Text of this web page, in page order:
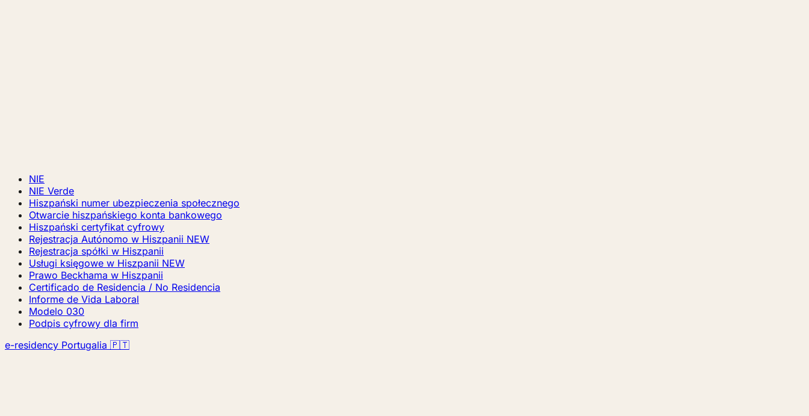
NIE
NIE Verde
Hiszpański numer ubezpieczenia społecznego
Otwarcie hiszpańskiego konta bankowego
Hiszpański certyfikat cyfrowy
Rejestracja Autónomo w Hiszpanii NEW
Rejestracja spółki w Hiszpanii
Usługi księgowe w Hiszpanii NEW
Prawo Beckhama w Hiszpanii
Certificado de Residencia / No Residencia
Informe de Vida Laboral
Modelo 030
Podpis cyfrowy dla firm
e-residency Portugalia 🇵🇹